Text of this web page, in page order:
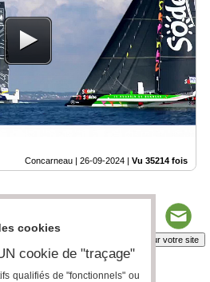
Concarneau | 26-09-2024 | Vu 35214 fois
Insérez sur votre site
cookies
cookie de "traçage"
qualifiés de "fonctionnels" ou